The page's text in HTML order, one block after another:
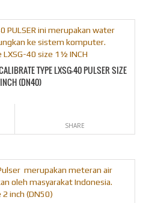
TYPE LXSG-40 PULSER SIZE
(DN40)
SHARE